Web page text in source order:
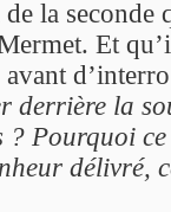
la seconde
Et
avant
derrière la
? Pourquoi
délivré,